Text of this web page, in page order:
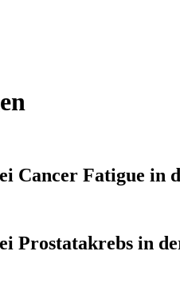
Cancer Fatigue in
Prostatakrebs in